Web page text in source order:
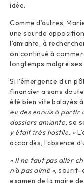
idée.
Comme d’autres,
une sourde
l’amiante, à
on continué à
longtemps malgré
Si l’émergence d’un
financier a sans
été bien vite balayés
eu des ennuis à partir
dossiers amiante, se
y était très hostile. »
accordés, l’absence
« Il ne faut pas aller
n’a pas aimé », sourit-
examen de la maire